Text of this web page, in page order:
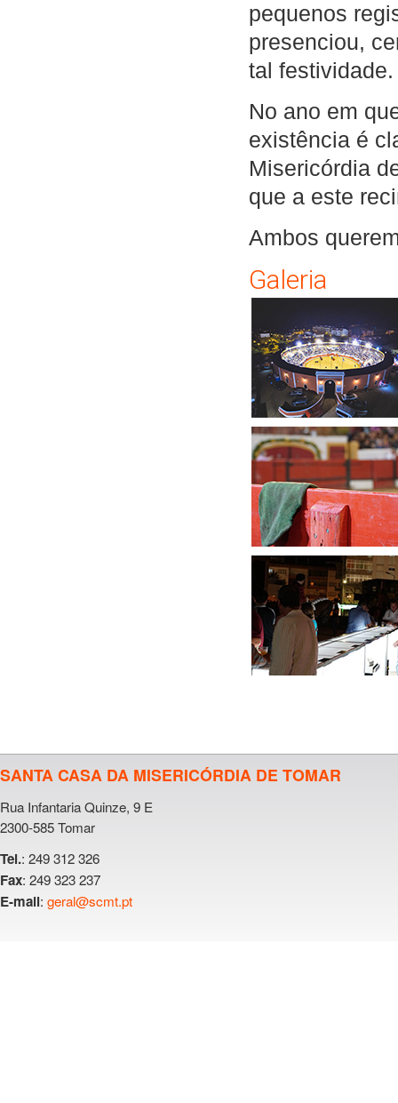
pequenos
presenciou,
tal festividade.
No ano em
existência é
Misericórdia
que a este
Ambos
Galeria
SANTA CASA DA MISERICÓRDIA DE TOMAR
Rua Infantaria Quinze, 9 E
2300-585 Tomar
Tel.: 249 312 326
Fax: 249 323 237
E-mail: geral@scmt.pt